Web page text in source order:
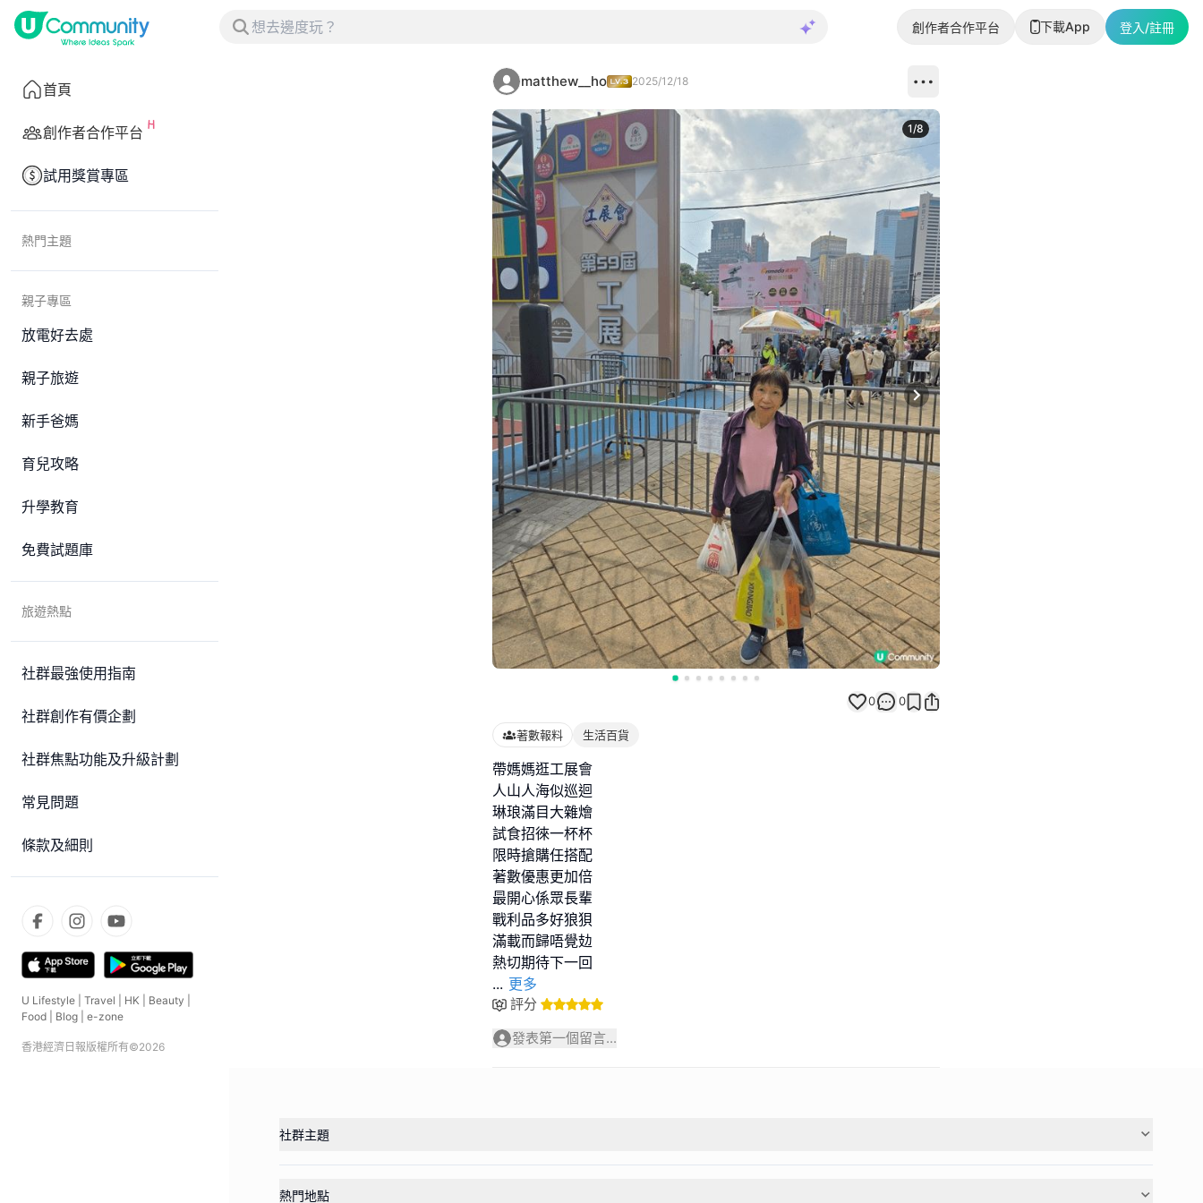
創作者合作平台 下載App 登入/註冊
首頁
創作者合作平台
試用獎賞專區
熱門主題
親子專區
放電好去處
親子旅遊
新手爸媽
育兒攻略
升學教育
免費試題庫
旅遊熱點
社群最強使用指南
社群創作有價企劃
社群焦點功能及升級計劃
常見問題
條款及細則
U Lifestyle Travel HK Beauty
Food
Blog e-zone
香港經濟日報版權所有©2026
matthew__ho 2025/12/18
Next slide
1/8
0 0
著數報料 生活百貨
帶媽媽逛工展會
人山人海似巡迴
琳琅滿目大雜燴
試食招徠一杯杯
限時搶購任搭配
著數優惠更加倍
最開心係眾長輩
戰利品多好狼狽
滿載而歸唔覺攰
... 更多
評分
發表第一個留言...
社群主題
熱門地點